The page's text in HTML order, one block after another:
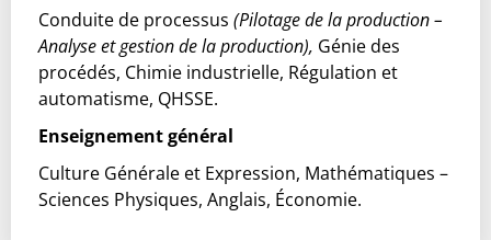
Conduite de processus (Pilotage de la production –
Analyse et gestion de la production), Génie des
procédés, Chimie industrielle, Régulation et
automatisme, QHSSE.
Enseignement général
Culture Générale et Expression, Mathématiques –
Sciences Physiques, Anglais, Économie.